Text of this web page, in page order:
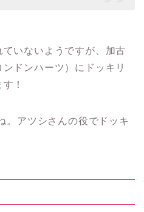
いないようですが、加古
ドンハーツ）にドッキリ
！
。アツシさんの役でドッキ